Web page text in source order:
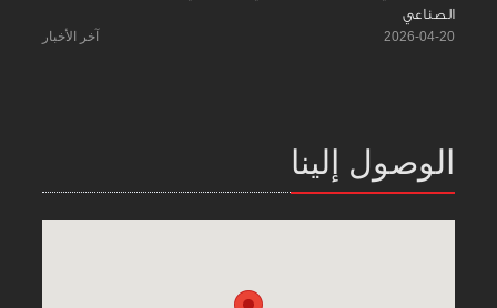
الصناعي
2026-04-20 آخر الأخبار
الوصول إلينا